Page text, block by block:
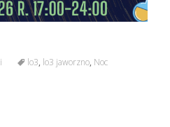
lo3, lo3 jaworzno, Noc